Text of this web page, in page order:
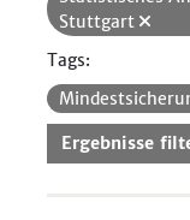
Stuttgart
Tags:
Ergebnisse